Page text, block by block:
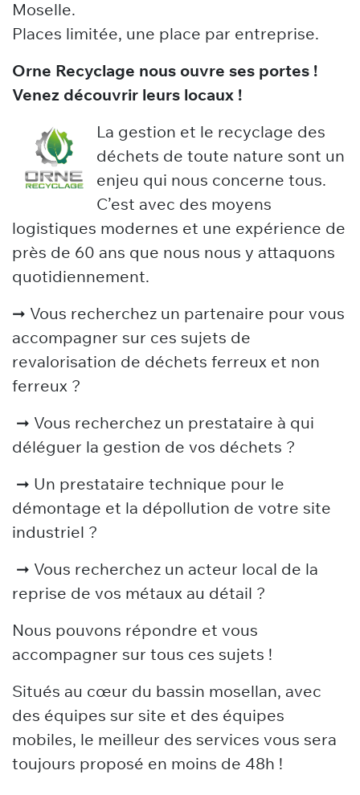
Moselle.
Places limitée, une place par entreprise.
Orne Recyclage nous ouvre ses portes !
Venez découvrir leurs locaux !
La gestion et le recyclage des
déchets de toute nature sont un
enjeu qui nous concerne tous.
C’est avec des moyens
logistiques modernes et une expérience de
près de 60 ans que nous nous y attaquons
quotidiennement.
➞ Vous recherchez un partenaire pour vous
accompagner sur ces sujets de
revalorisation de déchets ferreux et non
ferreux ?
➞ Vous recherchez un prestataire à qui
déléguer la gestion de vos déchets ?
➞ Un prestataire technique pour le
démontage et la dépollution de votre site
industriel ?
➞ Vous recherchez un acteur local de la
reprise de vos métaux au détail ?
Nous pouvons répondre et vous
accompagner sur tous ces sujets !
Situés au cœur du bassin mosellan, avec
des équipes sur site et des équipes
mobiles, le meilleur des services vous sera
toujours proposé en moins de 48h !